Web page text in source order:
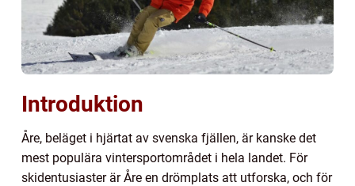
Introduktion
Åre, beläget i hjärtat av svenska fjällen, är kanske det
mest populära vintersportområdet i hela landet. För
skidentusiaster är Åre en drömplats att utforska, och för